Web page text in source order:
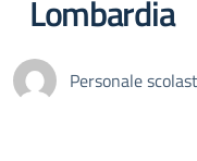
Lombardia
Personale